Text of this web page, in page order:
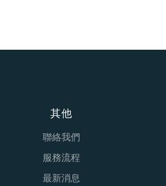
其他
聯絡我們
服務流程
最新消息